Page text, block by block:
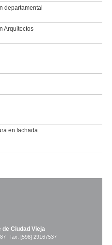
departamental
Arquitectos
en fachada.
Ciudad Vieja
| fax: [598] 29167537